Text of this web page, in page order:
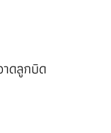
าดลูกบิด